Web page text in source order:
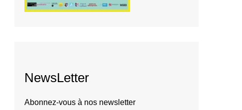
NewsLetter
Abonnez-vous à nos newsletter